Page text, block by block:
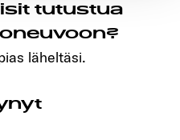
erforderlich sind.
tutustua
läheltäsi.